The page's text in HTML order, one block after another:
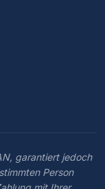
garantiert jedoch
Person